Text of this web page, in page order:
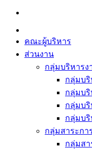
Skip
content
คณะผู้บริหาร
ส่วนงาน
กลุ่มบริหารง
กลุ่มบริ
กลุ่มบ
กลุ่มบ
กลุ่มบริ
กลุ่มสาระกา
กลุ่มสา